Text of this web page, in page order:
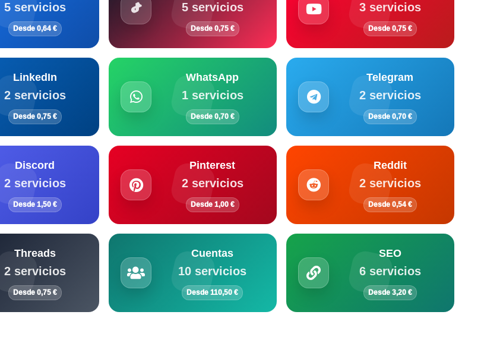
5 servicios
Desde 0,64 €
5 servicios
Desde 0,75 €
3 servicios
Desde 0,75 €
LinkedIn
2 servicios
Desde 0,75 €
WhatsApp
1 servicios
Desde 0,70 €
Telegram
2 servicios
Desde 0,70 €
Discord
2 servicios
Desde 1,50 €
Pinterest
2 servicios
Desde 1,00 €
Reddit
2 servicios
Desde 0,54 €
Threads
2 servicios
Desde 0,75 €
Cuentas
10 servicios
Desde 110,50 €
SEO
6 servicios
Desde 3,20 €